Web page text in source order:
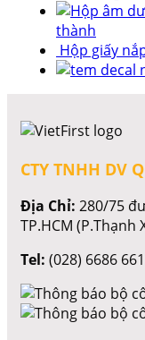
thành
Hộp giấy
CTY TNHH DV
Địa Chỉ: 280/75
TP.HCM (P.Thạnh
Tel: (028) 6686